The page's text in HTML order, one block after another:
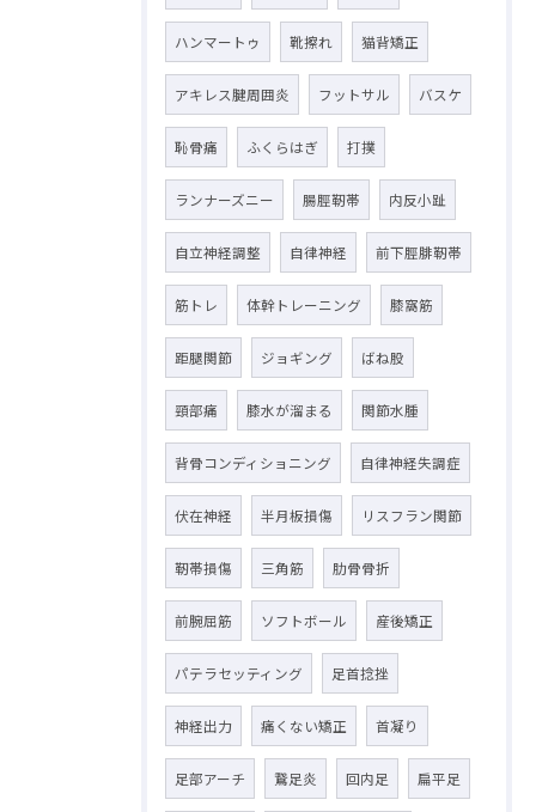
ハンマートゥ 靴擦れ 猫背矯正
アキレス腱周囲炎 フットサル バスケ
恥骨痛 ふくらはぎ 打撲
ランナーズニー 腸脛靭帯 内反小趾
自立神経調整 自律神経 前下脛腓靭帯
筋トレ 体幹トレーニング 膝窩筋
距腿関節 ジョギング ばね股
頸部痛 膝水が溜まる 関節水腫
背骨コンディショニング 自律神経失調症
伏在神経 半月板損傷 リスフラン関節
靭帯損傷 三角筋 肋骨骨折
前腕屈筋 ソフトボール 産後矯正
パテラセッティング 足首捻挫
神経出力 痛くない矯正 首凝り
足部アーチ 鵞足炎 回内足 扁平足